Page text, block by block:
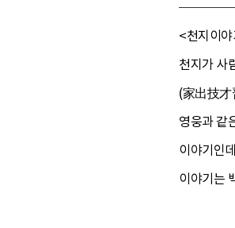
<천지이
천지가 사
(家出技才
영웅과 같
이야기인
이야기는